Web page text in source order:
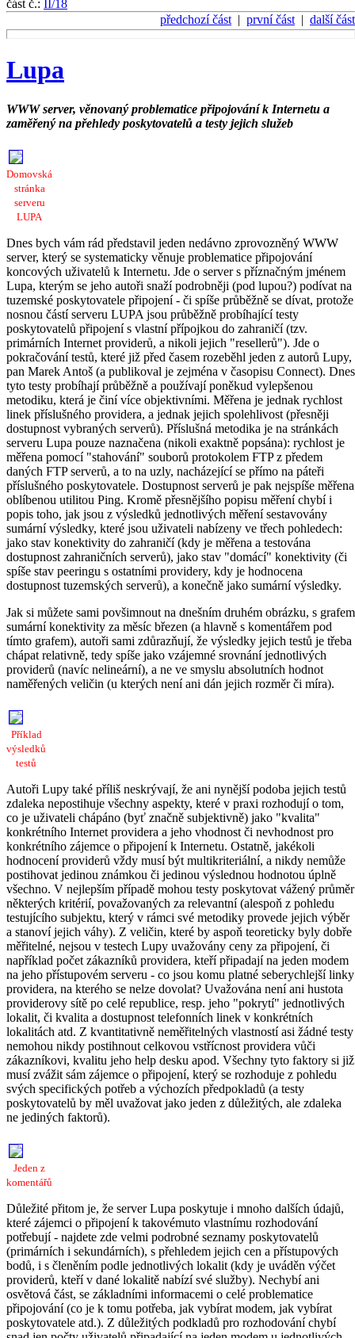
část č.: II/18
předchozí část | první část | další část
Lupa
WWW server, věnovaný problematice připojování k Internetu a
zaměřený na přehledy poskytovatelů a testy jejich služeb
Domovská
stránka
serveru
LUPA
Dnes bych vám rád představil jeden nedávno zprovozněný WWW
server, který se systematicky věnuje problematice připojování
koncových uživatelů k Internetu. Jde o server s příznačným jménem
Lupa, kterým se jeho autoři snaží podrobněji (pod lupou?) podívat na
tuzemské poskytovatele připojení - či spíše průběžně se dívat, protože
nosnou částí serveru LUPA jsou průběžně probíhající testy
poskytovatelů připojení s vlastní přípojkou do zahraničí (tzv.
primárních Internet providerů, a nikoli jejich "resellerů"). Jde o
pokračování testů, které již před časem rozeběhl jeden z autorů Lupy,
pan Marek Antoš (a publikoval je zejména v časopisu Connect). Dnes
tyto testy probíhají průběžně a používají poněkud vylepšenou
metodiku, která je činí více objektivními. Měřena je jednak rychlost
linek příslušného providera, a jednak jejich spolehlivost (přesněji
dostupnost vybraných serverů). Příslušná metodika je na stránkách
serveru Lupa pouze naznačena (nikoli exaktně popsána): rychlost je
měřena pomocí "stahování" souborů protokolem FTP z předem
daných FTP serverů, a to na uzly, nacházející se přímo na páteři
příslušného poskytovatele. Dostupnost serverů je pak nejspíše měřena
oblíbenou utilitou Ping. Kromě přesnějšího popisu měření chybí i
popis toho, jak jsou z výsledků jednotlivých měření sestavovány
sumární výsledky, které jsou uživateli nabízeny ve třech pohledech:
jako stav konektivity do zahraničí (kdy je měřena a testována
dostupnost zahraničních serverů), jako stav "domácí" konektivity (či
spíše stav peeringu s ostatními providery, kdy je hodnocena
dostupnost tuzemských serverů), a konečně jako sumární výsledky.
Jak si můžete sami povšimnout na dnešním druhém obrázku, s grafem
sumární konektivity za měsíc březen (a hlavně s komentářem pod
tímto grafem), autoři sami zdůrazňují, že výsledky jejich testů je třeba
chápat relativně, tedy spíše jako vzájemné srovnání jednotlivých
providerů (navíc nelineární), a ne ve smyslu absolutních hodnot
naměřených veličin (u kterých není ani dán jejich rozměr či míra).
Příklad
výsledků
testů
Autoři Lupy také příliš neskrývají, že ani nynější podoba jejich testů
zdaleka nepostihuje všechny aspekty, které v praxi rozhodují o tom,
co je uživateli chápáno (byť značně subjektivně) jako "kvalita"
konkrétního Internet providera a jeho vhodnost či nevhodnost pro
konkrétního zájemce o připojení k Internetu. Ostatně, jakékoli
hodnocení providerů vždy musí být multikriteriální, a nikdy nemůže
postihovat jedinou známkou či jedinou výslednou hodnotou úplně
všechno. V nejlepším případě mohou testy poskytovat vážený průměr
některých kritérií, považovaných za relevantní (alespoň z pohledu
testujícího subjektu, který v rámci své metodiky provede jejich výběr
a stanoví jejich váhy). Z veličin, které by aspoň teoreticky byly dobře
měřitelné, nejsou v testech Lupy uvažovány ceny za připojení, či
například počet zákazníků providera, kteří připadají na jeden modem
na jeho přístupovém serveru - co jsou komu platné seberychlejší linky
providera, na kterého se nelze dovolat? Uvažována není ani hustota
providerovy sítě po celé republice, resp. jeho "pokrytí" jednotlivých
lokalit, či kvalita a dostupnost telefonních linek v konkrétních
lokalitách atd. Z kvantitativně neměřitelných vlastností asi žádné testy
nemohou nikdy postihnout celkovou vstřícnost providera vůči
zákazníkovi, kvalitu jeho help desku apod. Všechny tyto faktory si již
musí zvážit sám zájemce o připojení, který se rozhoduje z pohledu
svých specifických potřeb a výchozích předpokladů (a testy
poskytovatelů by měl uvažovat jako jeden z důležitých, ale zdaleka
ne jediných faktorů).
Jeden z
komentářů
Důležité přitom je, že server Lupa poskytuje i mnoho dalších údajů,
které zájemci o připojení k takovémuto vlastnímu rozhodování
potřebují - najdete zde velmi podrobné seznamy poskytovatelů
(primárních i sekundárních), s přehledem jejich cen a přístupových
bodů, i s členěním podle jednotlivých lokalit (kdy je uváděn výčet
providerů, kteří v dané lokalitě nabízí své služby). Nechybí ani
osvětová část, se základními informacemi o celé problematice
připojování (co je k tomu potřeba, jak vybírat modem, jak vybírat
poskytovatele atd.). Z důležitých podkladů pro rozhodování chybí